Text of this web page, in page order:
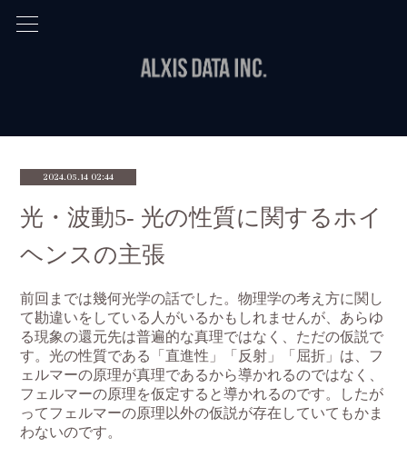
2024.05.14 02:44
光・波動5- 光の性質に関するホイ
ヘンスの主張